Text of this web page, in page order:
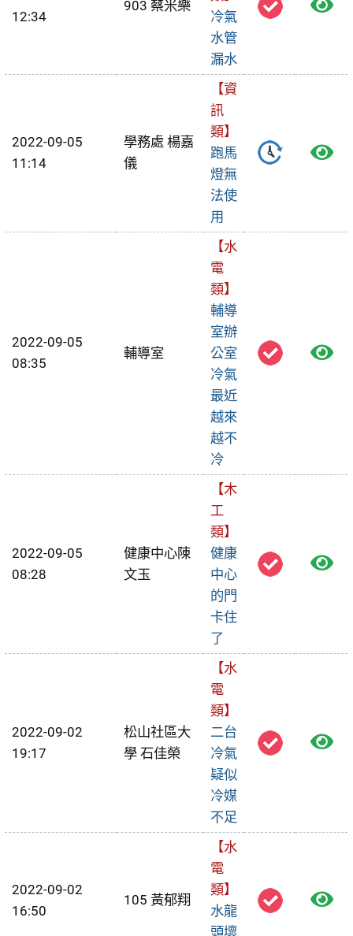
12:34
903 蔡米樂
冷氣
水管
漏水
報
2022-09-05
11:14
學務處 楊嘉
儀
【資
訊
類】
跑馬
燈無
法使
用
檢
2022-09-05
08:35
輔導室
【水
電
類】
輔導
室辦
公室
冷氣
最近
越來
越不
冷
檢
單
2022-09-05
08:28
健康中心陳
文玉
【木
工
類】
健康
中心
的門
卡住
了
檢
修
2022-09-02
19:17
松山社區大
學 石佳榮
【水
電
類】
二台
冷氣
疑似
冷媒
不足
檢
修
2022-09-02
16:50
105 黃郁翔
【水
電
類】
水龍
頭壞
檢